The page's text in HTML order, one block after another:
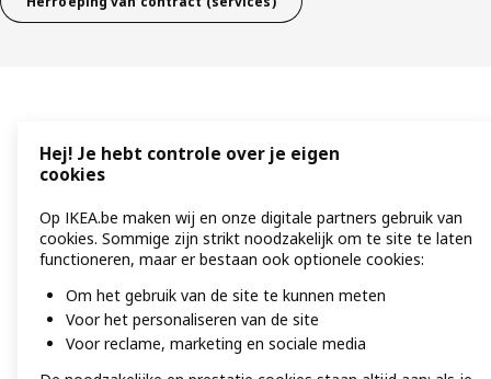
Hej! Je hebt controle over je eigen
cookies
Op IKEA.be maken wij en onze digitale partners gebruik van
cookies. Sommige zijn strikt noodzakelijk om te site te laten
functioneren, maar er bestaan ook optionele cookies:
Om het gebruik van de site te kunnen meten
Voor het personaliseren van de site
Voor reclame, marketing en sociale media